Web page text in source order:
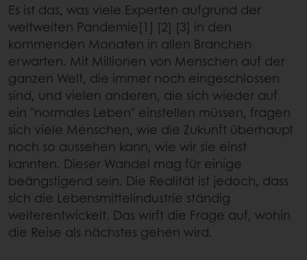
Es ist das, was viele Experten aufgrund der
weltweiten Pandemie[1] [2] [3] in den
kommenden Monaten in allen Branchen
erwarten. Mit Millionen von Menschen auf der
ganzen Welt, die immer noch eingeschlossen
sind, und vielen anderen, die sich wieder auf
ein "normales Leben" einstellen müssen, fragen
sich viele Menschen, wie die Zukunft überhaupt
noch so aussehen kann, wie wir sie einst
kannten. Dieser Wandel mag für einige
beängstigend sein. Die Realität ist jedoch, dass
sich die Lebensmittelindustrie ständig
weiterentwickelt. Das wirft die Frage auf, wohin
die Reise als nächstes gehen wird.